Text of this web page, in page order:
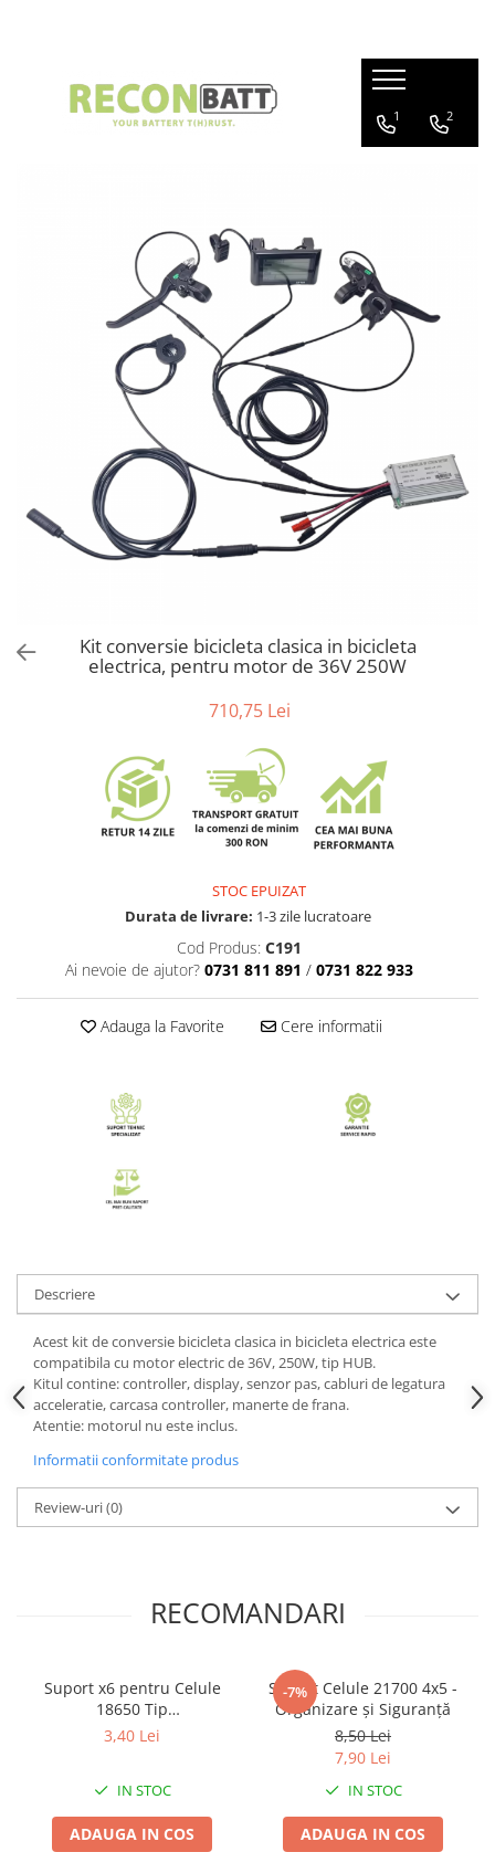
Baterie masinute
Smart BMS
Accesorii acumulatori
Nichel
Suporti celule cilindrice Li-Ion
Cabluri
Accesorii sisteme fotovoltaice
Incarcatoare
Piese de schimb
Motor BAFANG
1 2
Kit conversie bicicleta clasica in bicicleta
electrica, pentru motor de 36V 250W
710,75 Lei
STOC EPUIZAT
Durata de livrare: 1-3 zile lucratoare
Cod Produs: C191
Ai nevoie de ajutor? 0731 811 891 / 0731 822 933
Adauga la Favorite Cere informatii
Descriere
Acest kit de conversie bicicleta clasica in bicicleta electrica este
compatibila cu motor electric de 36V, 250W, tip HUB.
Kitul contine: controller, display, senzor pas, cabluri de legatura
acceleratie, carcasa controller, manerte de frana.
Atentie: motorul nu este inclus.
Informatii conformitate produs
Review-uri(0)
RECOMANDARI
Suport x6 pentru Celule
18650 Tip
Fagure/Honeycomb
3,40 Lei
IN STOC
ADAUGA IN COS
-7%
Suport Celule 21700 4x5 -
Organizare și Siguranță
8,50 Lei
7,90 Lei
IN STOC
ADAUGA IN COS